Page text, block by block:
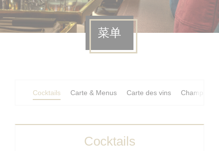
菜单
Cocktails Carte & Menus Carte des vins
Cocktails